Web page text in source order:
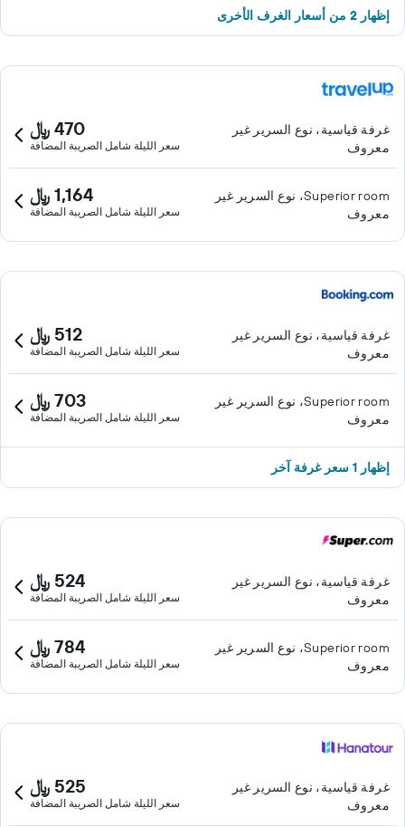
إظهار 2 من أسعار الغرف الأخرى
غرفة قياسية، نوع السرير غير
معروف
470 ﷼
سعر الليلة شامل الصريبة المضافة
Superior room، نوع السرير غير
معروف
1,164 ﷼
سعر الليلة شامل الصريبة المضافة
غرفة قياسية، نوع السرير غير
معروف
512 ﷼
سعر الليلة شامل الصريبة المضافة
Superior room، نوع السرير غير
معروف
703 ﷼
سعر الليلة شامل الصريبة المضافة
إظهار 1 سعر غرفة آخر
غرفة قياسية، نوع السرير غير
معروف
524 ﷼
سعر الليلة شامل الصريبة المضافة
Superior room، نوع السرير غير
معروف
784 ﷼
سعر الليلة شامل الصريبة المضافة
غرفة قياسية، نوع السرير غير
معروف
525 ﷼
سعر الليلة شامل الصريبة المضافة